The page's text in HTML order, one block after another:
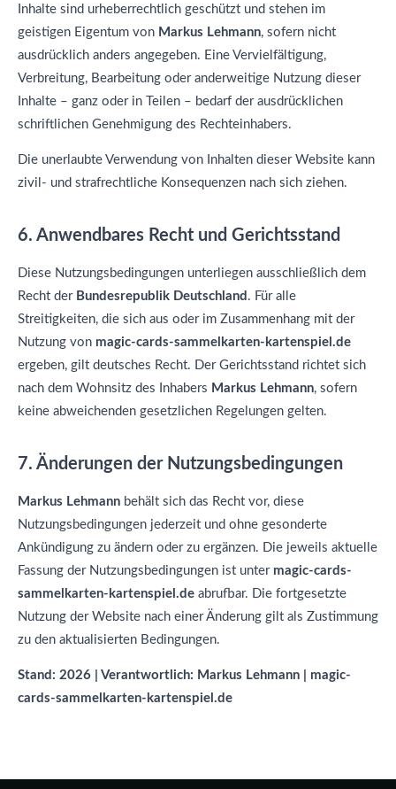
Inhalte sind urheberrechtlich geschützt und stehen im
geistigen Eigentum von Markus Lehmann, sofern nicht
ausdrücklich anders angegeben. Eine Vervielfältigung,
Verbreitung, Bearbeitung oder anderweitige Nutzung dieser
Inhalte – ganz oder in Teilen – bedarf der ausdrücklichen
schriftlichen Genehmigung des Rechteinhabers.
Die unerlaubte Verwendung von Inhalten dieser Website kann
zivil- und strafrechtliche Konsequenzen nach sich ziehen.
6. Anwendbares Recht und Gerichtsstand
Diese Nutzungsbedingungen unterliegen ausschließlich dem
Recht der Bundesrepublik Deutschland . Für alle
Streitigkeiten, die sich aus oder im Zusammenhang mit der
Nutzung von magic-cards-sammelkarten-kartenspiel.de
ergeben, gilt deutsches Recht. Der Gerichtsstand richtet sich
nach dem Wohnsitz des Inhabers Markus Lehmann, sofern
keine abweichenden gesetzlichen Regelungen gelten.
7. Änderungen der Nutzungsbedingungen
Markus Lehmann behält sich das Recht vor, diese
Nutzungsbedingungen jederzeit und ohne gesonderte
Ankündigung zu ändern oder zu ergänzen. Die jeweils aktuelle
Fassung der Nutzungsbedingungen ist unter magic-cards-
sammelkarten-kartenspiel.de abrufbar. Die fortgesetzte
Nutzung der Website nach einer Änderung gilt als Zustimmung
zu den aktualisierten Bedingungen.
Stand: 2026 | Verantwortlich: Markus Lehmann | magic-
cards-sammelkarten-kartenspiel.de